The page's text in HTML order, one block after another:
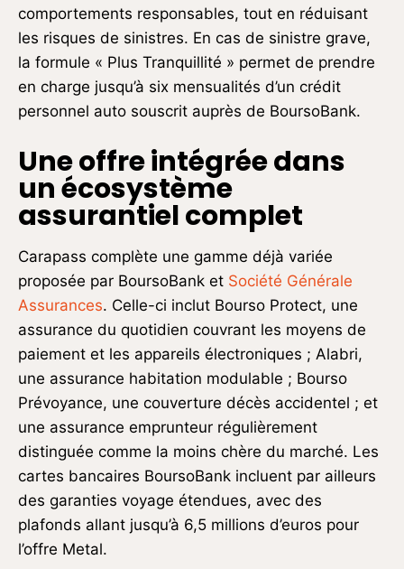
comportements responsables, tout en réduisant
les risques de sinistres. En cas de sinistre grave,
la formule « Plus Tranquillité » permet de prendre
en charge jusqu’à six mensualités d’un crédit
personnel auto souscrit auprès de BoursoBank.
Une offre intégrée dans
un écosystème
assurantiel complet
Carapass complète une gamme déjà variée
proposée par BoursoBank et Société Générale
Assurances. Celle-ci inclut Bourso Protect, une
assurance du quotidien couvrant les moyens de
paiement et les appareils électroniques ; Alabri,
une assurance habitation modulable ; Bourso
Prévoyance, une couverture décès accidentel ; et
une assurance emprunteur régulièrement
distinguée comme la moins chère du marché. Les
cartes bancaires BoursoBank incluent par ailleurs
des garanties voyage étendues, avec des
plafonds allant jusqu’à 6,5 millions d’euros pour
l’offre Metal.